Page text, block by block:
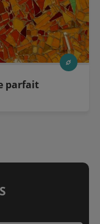
parfait